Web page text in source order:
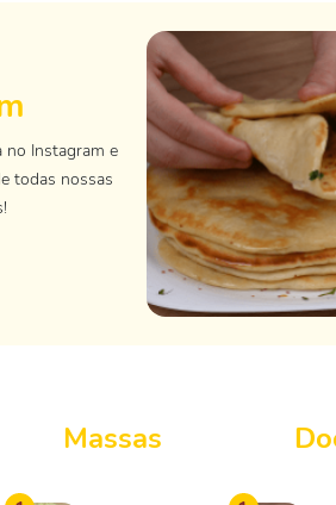
no Instagram e
todas nossas
Massas